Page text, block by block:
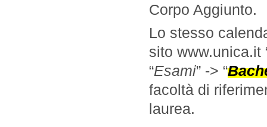
Corpo Aggiunto.
Lo stesso
sito www.unica.it
“Esami” -> “
facoltà di
laurea.